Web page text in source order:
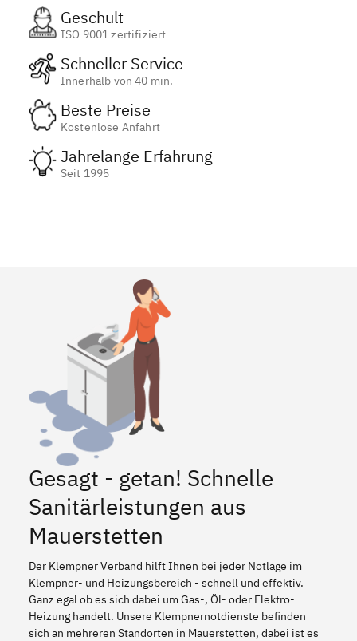
Geschult
ISO 9001 zertifiziert
Schneller Service
Innerhalb von 40 min.
Beste Preise
Kostenlose Anfahrt
Jahrelange Erfahrung
Seit 1995
Gesagt - getan! Schnelle
Sanitärleistungen aus
Mauerstetten
Der Klempner Verband hilft Ihnen bei jeder Notlage im
Klempner- und Heizungsbereich - schnell und effektiv.
Ganz egal ob es sich dabei um Gas-, Öl- oder Elektro-
Heizung handelt. Unsere Klempnernotdienste befinden
sich an mehreren Standorten in Mauerstetten, dabei ist es